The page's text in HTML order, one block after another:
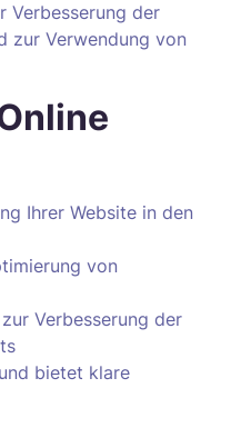
Verbesserung der
zur Verwendung von
Ihrer Website in den
von
Verbesserung der
bietet klare